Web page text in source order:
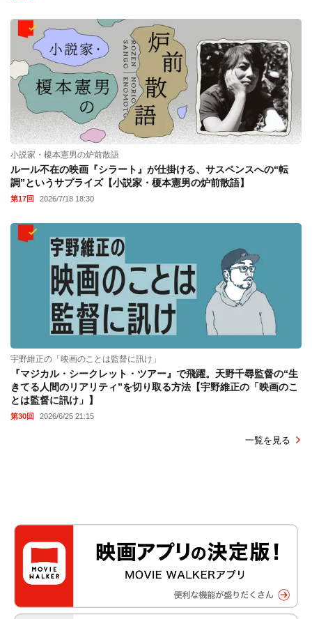
小説家・榎本憲男の炉前散語
ルール不在の映画『シラート』が仕掛ける、サスペンスへの“転
調”というサプライズ【小説家・榎本憲男の炉前散語】
第17回 2026/7/18 18:30
宇野維正の「映画のことは監督に訊け」
『マジカル・シークレット・ツアー』で飛躍。天野千尋監督の“生
きてる人間のリアリティ”を切り取る方法【宇野維正の「映画のこ
とは監督に訊け」】
第30回 2026/6/25 21:15
一覧を見る